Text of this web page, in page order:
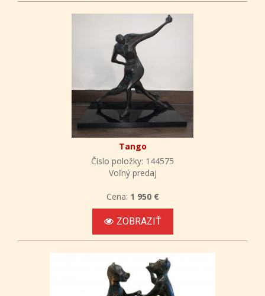
Tango
Číslo položky: 144575
Voľný predaj
Cena: 1 950 €
ZOBRAZIŤ